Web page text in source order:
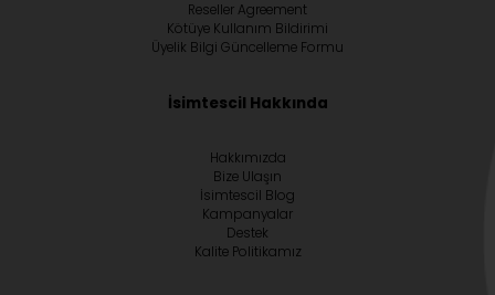
Reseller Agreement
Kötüye Kullanım Bildirimi
Üyelik Bilgi Güncelleme Formu
İsimtescil Hakkında
Hakkımızda
Bize Ulaşın
İsimtescil Blog
Kampanyalar
Destek
Kalite Politikamız